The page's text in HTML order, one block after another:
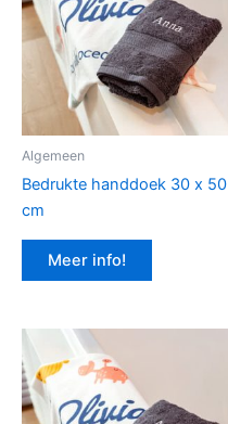
Algemeen
Bedrukte handdoek 30 x 50
cm
Meer info!